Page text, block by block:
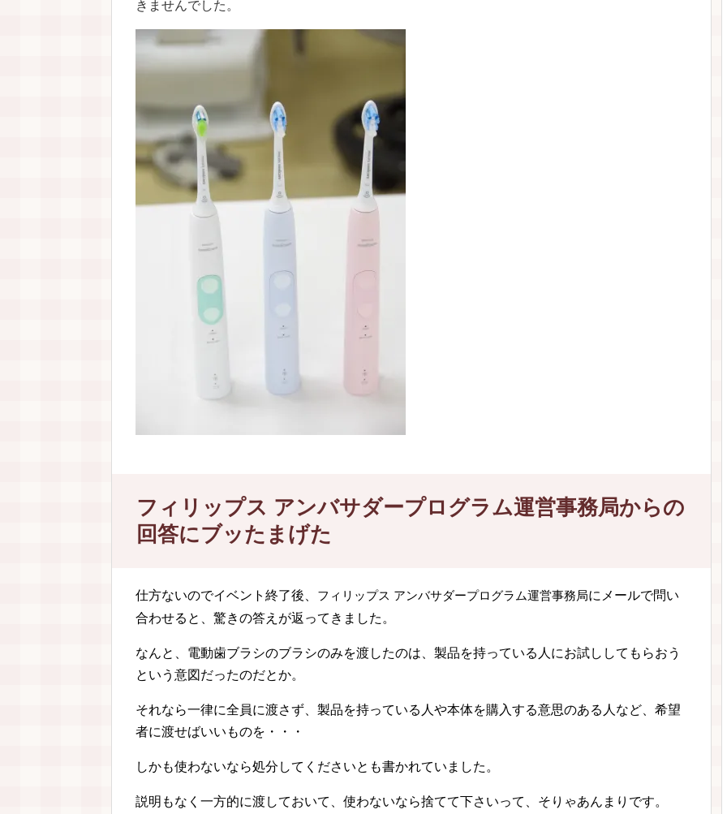
きませんでした。
フィリップス アンバサダープログラム運営事務局からの
回答にブッたまげた
仕方ないのでイベント終了後、 フィリップス アンバサダープログラム運営事務局にメールで問い
合わせると、驚きの答えが返ってきました。
なんと、電動歯ブラシのブラシのみを渡したのは、製品を持っている人にお試ししてもらおう
という意図だったのだとか。
それなら一律に全員に渡さず、製品を持っている人や本体を購入する意思のある人など、希望
者に渡せばいいものを・・・
しかも使わないなら処分してくださいとも書かれていました。
説明もなく一方的に渡しておいて、使わないなら捨てて下さいって、そりゃあんまりです。